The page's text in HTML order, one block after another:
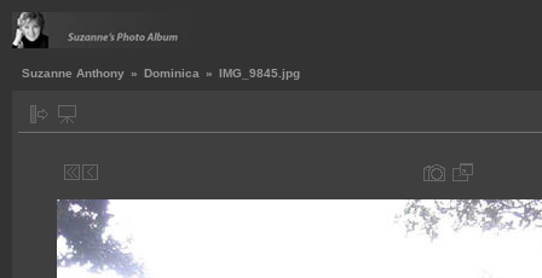
Suzanne Anthony » Dominica » IMG_9845.jpg